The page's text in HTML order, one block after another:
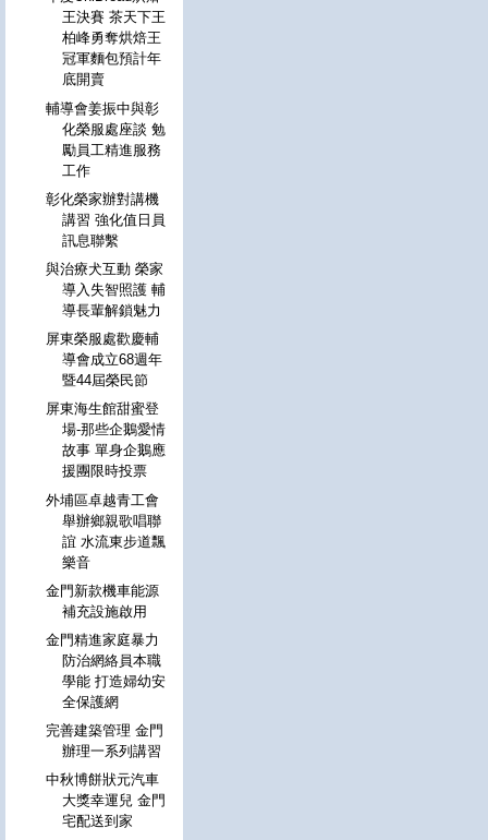
王決賽 茶天下王
柏峰勇奪烘焙王
冠軍麵包預計年
底開賣
輔導會姜振中與彰
化榮服處座談 勉
勵員工精進服務
工作
彰化榮家辦對講機
講習 強化值日員
訊息聯繫
與治療犬互動 榮家
導入失智照護 輔
導長輩解鎖魅力
屏東榮服處歡慶輔
導會成立68週年
暨44屆榮民節
屏東海生館甜蜜登
場-那些企鵝愛情
故事 單身企鵝應
援團限時投票
外埔區卓越青工會
舉辦鄉親歌唱聯
誼 水流東步道飄
樂音
金門新款機車能源
補充設施啟用
金門精進家庭暴力
防治網絡員本職
學能 打造婦幼安
全保護網
完善建築管理 金門
辦理一系列講習
中秋博餅狀元汽車
大獎幸運兒 金門
宅配送到家